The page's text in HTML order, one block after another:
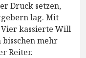
Druck setzen,
lag. Mit
Vier kassierte Will
bisschen mehr
Reiter.